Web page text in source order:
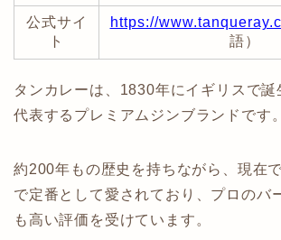
公式サイ
ト
https://
語）
タンカレーは、1830年にイギリスで誕
代表するプレミアムジンブランドです。
約200年もの歴史を持ちながら、現在
で定番として愛されており、プロのバ
も高い評価を受けています。